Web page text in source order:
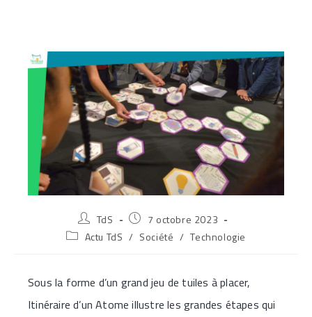
Auteur/autrice
de
la
TdS
Publication
publiée :
7 octobre 2023
PostActu TdS / Société / Technologie
Sous la forme d’un grand jeu de tuiles à placer,
Itinéraire d’un Atome illustre les grandes étapes qui